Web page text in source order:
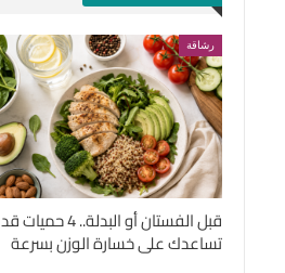
رشاقة
قبل الفستان أو البدلة.. 4 حميات قد
تساعدك على خسارة الوزن بسرعة